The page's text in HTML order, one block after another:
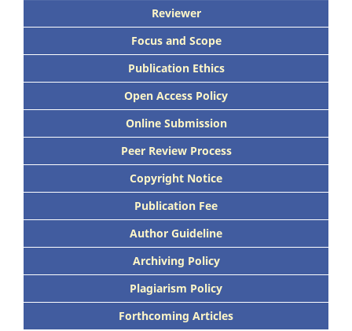
Reviewer
Focus and Scope
Publication Ethics
Open Access Policy
Online Submission
Peer Review Process
Copyright Notice
Publication Fee
Author Guideline
Archiving Policy
Plagiarism Policy
Forthcoming Articles